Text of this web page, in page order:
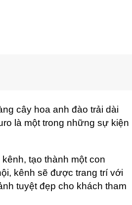
cây hoa anh đào trải dài
là một trong những sự kiện
tạo thành một con
kênh sẽ được trang trí với
tuyệt đẹp cho khách tham